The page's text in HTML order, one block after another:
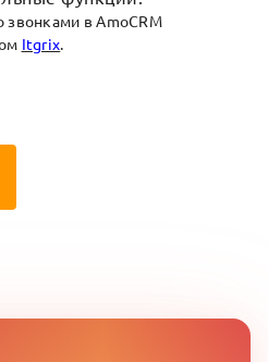
звонками в AmoCRM
Itgrix.